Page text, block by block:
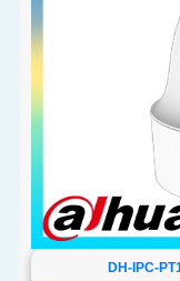
DH-IPC-